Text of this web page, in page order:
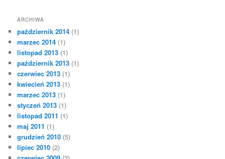
ARCHIWA
październik 2014 (1)
marzec 2014 (1)
listopad 2013 (1)
październik 2013 (1)
czerwiec 2013 (1)
kwiecień 2013 (1)
marzec 2013 (1)
styczeń 2013 (1)
listopad 2011 (1)
maj 2011 (1)
grudzień 2010 (5)
lipiec 2010 (2)